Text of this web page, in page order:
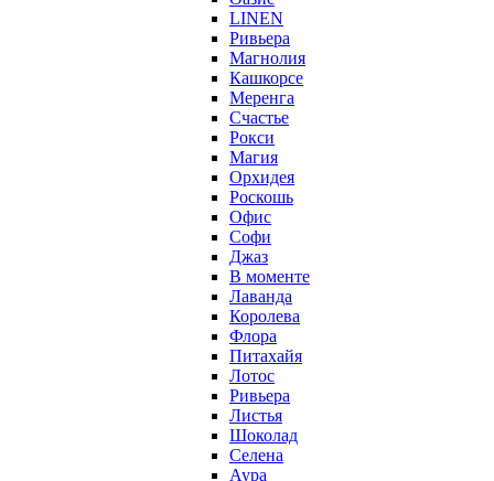
LINEN
Ривьера
Магнолия
Кашкорсе
Меренга
Счастье
Рокси
Магия
Орхидея
Роскошь
Офис
Софи
Джаз
В моменте
Лаванда
Королева
Флора
Питахайя
Лотос
Ривьера
Листья
Шоколад
Селена
Аура